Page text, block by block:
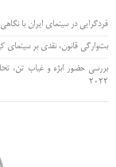
فردگرایی در سینمای ایران با
بت‌وارگی قانون، نقدی بر سینمای
بررسی حضور ابژه و غیاب تن،
۲۰۲۲